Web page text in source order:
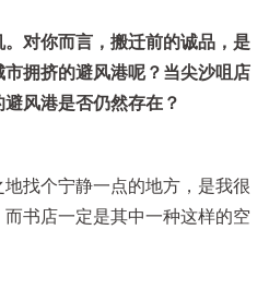
对你而言，搬迁前的诚品，是
拥挤的避风港呢？当尖沙咀店
风港是否仍然存在？
找个宁静一点的地方，是我很
书店一定是其中一种这样的空